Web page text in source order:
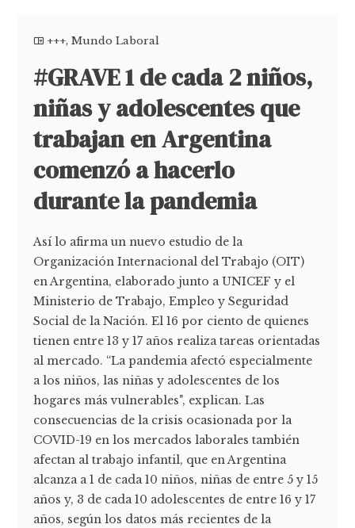
+++,Mundo Laboral
#GRAVE 1 de cada 2 niños,
niñas y adolescentes que
trabajan en Argentina
comenzó a hacerlo
durante la pandemia
Así lo afirma un nuevo estudio de la
Organización Internacional del Trabajo (OIT)
en Argentina, elaborado junto a UNICEF y el
Ministerio de Trabajo, Empleo y Seguridad
Social de la Nación. El 16 por ciento de quienes
tienen entre 13 y 17 años realiza tareas orientadas
al mercado. “La pandemia afectó especialmente
a los niños, las niñas y adolescentes de los
hogares más vulnerables", explican. Las
consecuencias de la crisis ocasionada por la
COVID-19 en los mercados laborales también
afectan al trabajo infantil, que en Argentina
alcanza a 1 de cada 10 niños, niñas de entre 5 y 15
años y, 3 de cada 10 adolescentes de entre 16 y 17
años, según los datos más recientes de la